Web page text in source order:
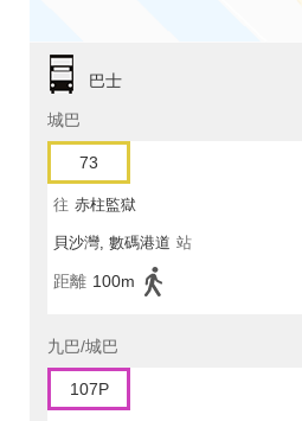
巴士
城巴
73
往 赤柱監獄
貝沙灣, 數碼港道 站
距離 100m
九巴/城巴
107P